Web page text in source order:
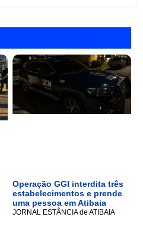
Operação GGI interdita três
estabelecimentos e prende
uma pessoa em Atibaia
JORNAL ESTÂNCIA de ATIBAIA